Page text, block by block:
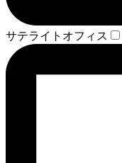
サテライトオフィス